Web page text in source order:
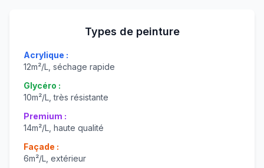
Types de peinture
Acrylique :
12m²/L, séchage rapide
Glycéro :
10m²/L, très résistante
Premium :
14m²/L, haute qualité
Façade :
6m²/L, extérieur